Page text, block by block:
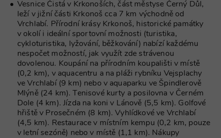
Vesnice Čistá v Krkonoších, část městyse Černý Důl,
leží v jižní části Krkonoš cca 7 km východně od
Vrchlabí. Přírodní krásy Krkonoš, historické památky
v okolí i ideální sportovní možnosti (turistika,
cykloturistika, lyžování, běžkování) nabízí každému
nespočet možností, jak využít zde strávenou
dovolenou. Koupání na přírodním koupališti v místě
(0,2 km), v aquacentru a na pláži rybníku Vejsplachy
ve Vrchlabí (9 km) nebo v aquaparku ve Špindlerově
Mlýně (24 km). Tenisové kurty a posilovna v Černém
Dole (4 km). Jízda na koni v Lánově (5,5 km). Golfové
hřiště v Prosečném (8 km). Vyhlídkové ve Vrchlabí
(4,5 km). Restaurace v místním kempu (0,2 km, pouze
v letní sezóně) nebo v místě (1,1 km). Nákupy